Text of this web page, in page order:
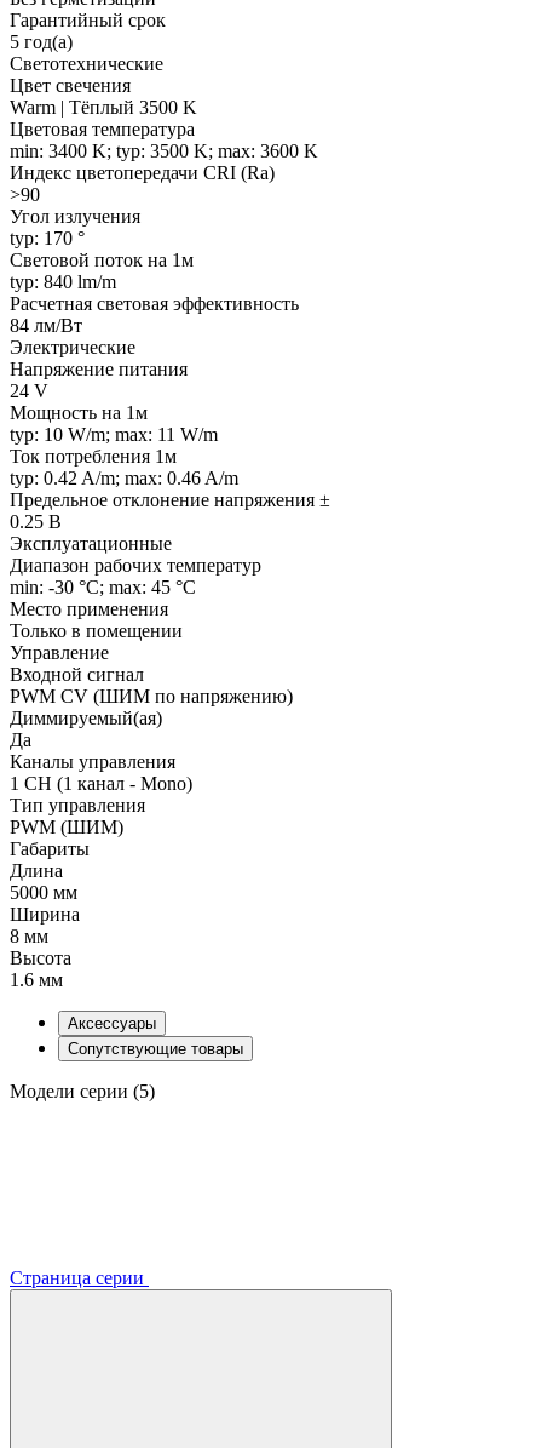
Гарантийный срок
5 год(а)
Светотехнические
Цвет свечения
Warm | Тёплый 3500 K
Цветовая температура
min: 3400 K; typ: 3500 K; max: 3600 K
Индекс цветопередачи CRI (Ra)
>90
Угол излучения
typ: 170 °
Световой поток на 1м
typ: 840 lm/m
Расчетная световая эффективность
84 лм/Вт
Электрические
Напряжение питания
24 V
Мощность на 1м
typ: 10 W/m; max: 11 W/m
Ток потребления 1м
typ: 0.42 A/m; max: 0.46 A/m
Предельное отклонение напряжения ±
0.25 В
Эксплуатационные
Диапазон рабочих температур
min: -30 °C; max: 45 °C
Место применения
Только в помещении
Управление
Входной сигнал
PWM СV (ШИМ по напряжению)
Диммируемый(ая)
Да
Каналы управления
1 CH (1 канал - Mono)
Тип управления
PWM (ШИМ)
Габариты
Длина
5000 мм
Ширина
8 мм
Высота
1.6 мм
Аксессуары
Сопутствующие товары
Модели серии (5)
Страница серии